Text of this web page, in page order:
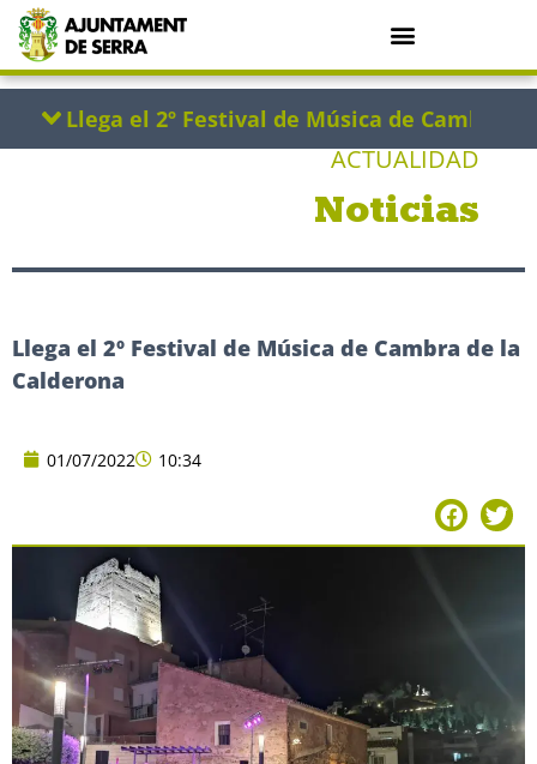
ACTUALIDAD
Noticias
Llega el 2º Festival de Música de Cambra de la
Calderona
01/07/2022 10:34